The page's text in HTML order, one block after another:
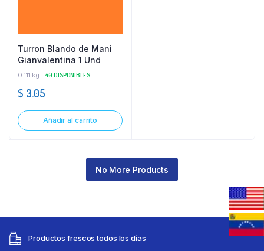
Turron Blando de Mani
Gianvalentina 1 Und
0.111 kg 40 DISPONIBLES
$ 3.05
Añadir al carrito
No More Products
Productos frescos todos los días